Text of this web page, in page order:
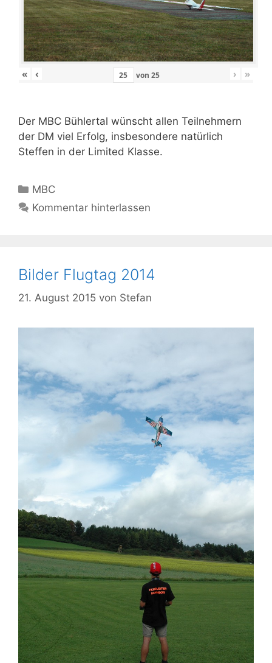
« ‹ von 25 › »
Der MBC Bühlertal wünscht allen Teilnehmern
der DM viel Erfolg, insbesondere natürlich
Steffen in der Limited Klasse.
Kategorien
MBC
Kommentar hinterlassen
Bilder Flugtag 2014
21. August 2015 von Stefan